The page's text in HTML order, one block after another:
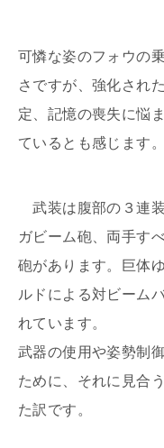
可憐な姿のフォウの
さですが、強化され
定、記憶の喪失に悩
ているとも感じます。
武装は腹部の３連
ガビーム砲、両手す
砲があります。巨体
ルドによる対ビーム
れています。
武器の使用や姿勢制
ために、それに見合
た訳です。